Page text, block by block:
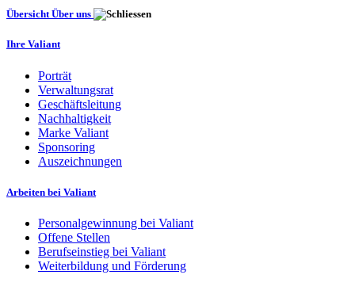
Übersicht Über uns
Ihre Valiant
Porträt
Verwaltungsrat
Geschäftsleitung
Nachhaltigkeit
Marke Valiant
Sponsoring
Auszeichnungen
Arbeiten bei Valiant
Personalgewinnung bei Valiant
Offene Stellen
Berufseinstieg bei Valiant
Weiterbildung und Förderung